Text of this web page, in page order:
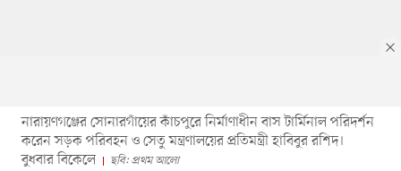
নারায়ণগঞ্জের সোনারগাঁয়ের কাঁচপুরে নির্মাণাধীন বাস টার্মিনাল পরিদর্শন
করেন সড়ক পরিবহন ও সেতু মন্ত্রণালয়ের প্রতিমন্ত্রী হাবিবুর রশিদ।
বুধবার বিকেলে
ছবি: প্রথম আলো